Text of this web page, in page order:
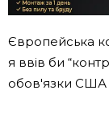
Європейська
я ввів би
обов'язки США